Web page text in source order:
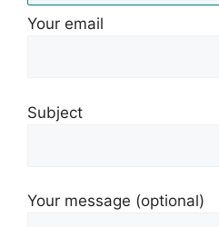
Your email
Subject
Your message (optional)